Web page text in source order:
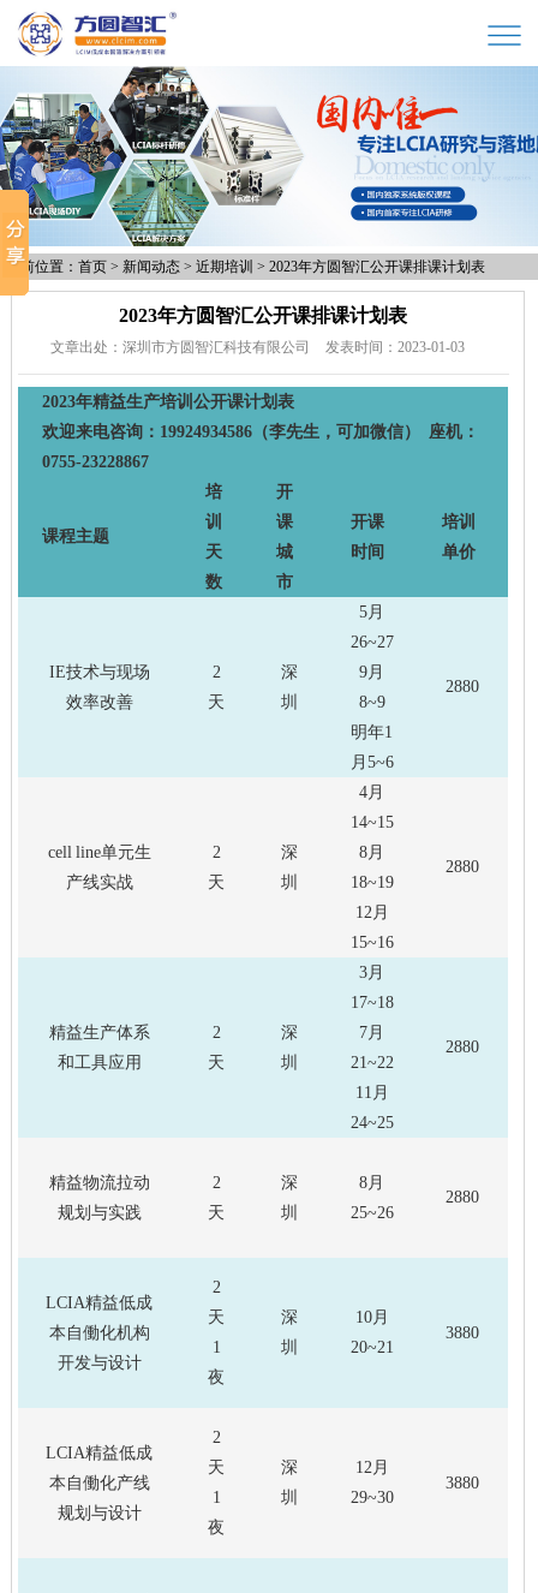
当前位置： 首页 > 新闻动态 > 近期培训 > 2023年方圆智汇公开课排课计划表
2023年方圆智汇公开课排课计划表
文章出处：深圳市方圆智汇科技有限公司 发表时间：2023-01-03
2023年精益生产培训公开课计划表
欢迎来电咨询：19924934586（李先生，可加微信） 座机：
0755-23228867
课程主题
培
训
天
数
开
课
城
市
开课
时间
培训
单价
IE技术与现场
效率改善
2
天
深
圳
5月
26~27
9月
8~9
明年1
月5~6
2880
cell line单元生
产线实战
2
天
深
圳
4月
14~15
8月
18~19
12月
15~16
2880
精益生产体系
和工具应用
2
天
深
圳
3月
17~18
7月
21~22
11月
24~25
2880
精益物流拉动
规划与实践
2
天
深
圳
8月
25~26
2880
LCIA精益低成
本自働化机构
开发与设计
2
天
1
夜
深
圳
10月
20~21
3880
LCIA精益低成
本自働化产线
规划与设计
2
天
1
夜
深
圳
12月
29~30
3880